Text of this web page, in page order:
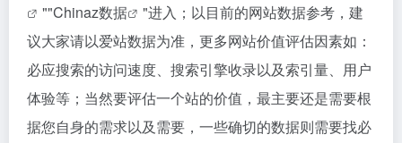
""Chinaz数据
"进入；以目前的网站数据参考，建
议大家请以爱站数据为准，更多网站价值评估因素如：
必应搜索的访问速度、搜索引擎收录以及索引量、用户
体验等；当然要评估一个站的价值，最主要还是需要根
据您自身的需求以及需要，一些确切的数据则需要找必